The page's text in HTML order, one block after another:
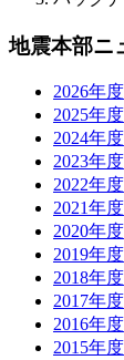
地震本部ニ
2026年度
2025年度
2024年度
2023年度
2022年度
2021年度
2020年度
2019年度
2018年度
2017年度
2016年度
2015年度